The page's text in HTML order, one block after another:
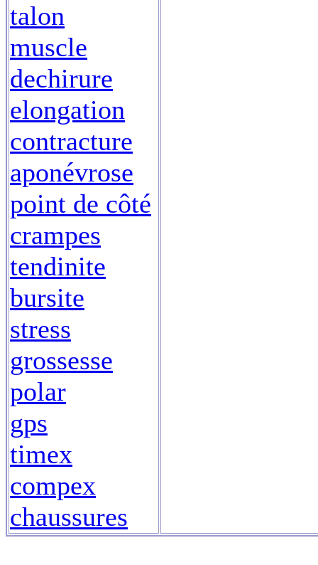
talon
muscle
dechirure
elongation
contracture
aponévrose
point de côté
crampes
tendinite
bursite
stress
grossesse
polar
gps
timex
compex
chaussures